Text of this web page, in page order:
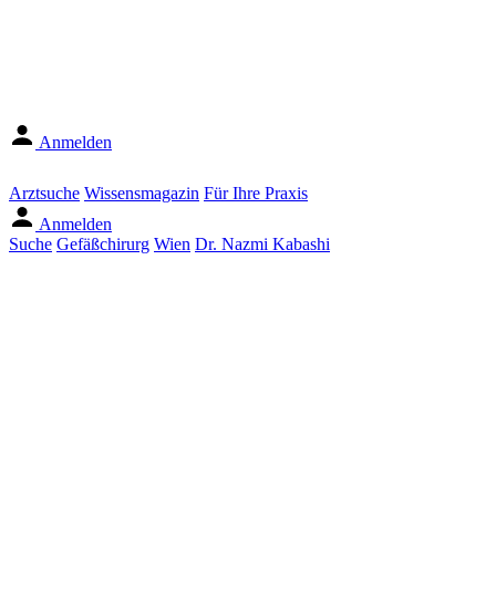
Anmelden
Arztsuche Wissensmagazin Für Ihre Praxis
Anmelden
Suche Gefäßchirurg Wien Dr. Nazmi Kabashi